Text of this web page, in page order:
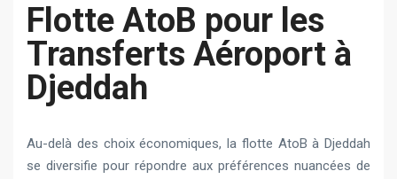
Flotte AtoB pour les
Transferts Aéroport à
Djeddah
Au-delà des choix économiques, la flotte AtoB à Djeddah
se diversifie pour répondre aux préférences nuancées de